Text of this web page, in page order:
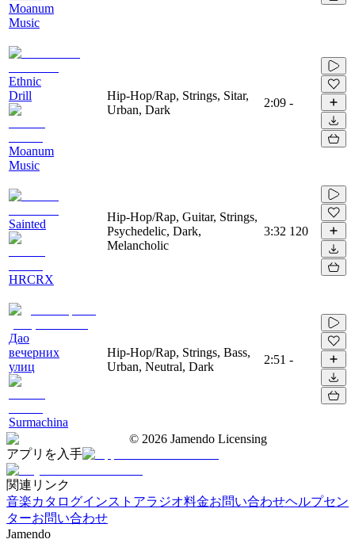
Moanum
Music
Ethnic
Drill
Moanum
Music
Hip-Hop/Rap, Strings, Sitar,
Urban, Dark
2:09 -
Sainted
HRCRX
Hip-Hop/Rap, Guitar, Strings,
Psychedelic, Dark,
Melancholic
3:32 120
Дао
вечерних
улиц
Surmachina
Hip-Hop/Rap, Strings, Bass,
Urban, Neutral, Dark
2:51 -
© 2026 Jamendo Licensing
アプリを入手
関連リンク
音楽カタログインストアラジオ料金お問い合わせヘルプセン
ターお問い合わせ
Jamendo